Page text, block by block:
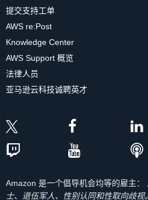
提交支持工单
AWS re:Post
Knowledge Center
AWS Support 概览
法律人员
亚马逊云科技诚聘英才
Amazon 是一个倡导机会均等的雇主：
士、退伍军人、性别认同和性取向歧视。